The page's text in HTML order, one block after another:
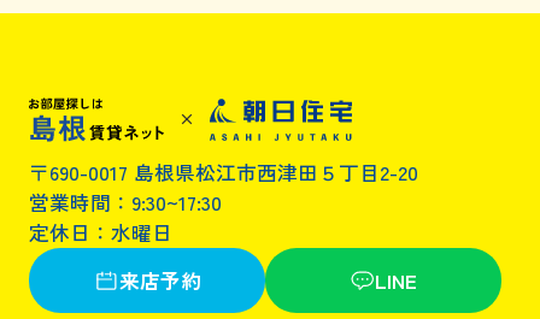
〒690-0017 島根県松江市西津田５丁目2-20
営業時間：9:30~17:30
定休日：水曜日
来店予約
LINE